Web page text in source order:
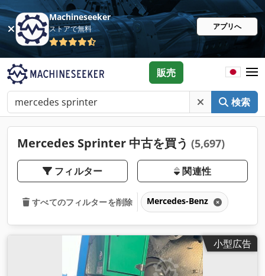
Machineseeker
ストアで無料 アプリへ
検索
販売
Mercedes Sprinter 中古を買う (5,697)
フィルター 関連性
すべてのフィルターを削除 Mercedes-Benz
小型広告